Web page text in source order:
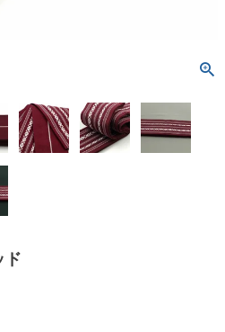
ド